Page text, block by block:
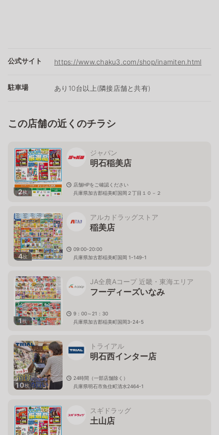
公式サイト https://www.chaku3.com/shop/inamiten.html
駐車場 あり10台以上(隣接店舗と共有)
この店舗の近くのチラシ
2枚
ジャパン
明石稲美店
店舗HPをご確認ください
兵庫県加古郡稲美町国岡２丁目１０－２
4枚
アルカドラッグストア
稲美店
09:00-20:00
兵庫県加古郡稲美町国岡 1-149-1
1枚
JA全農Aコープ 近畿・東海エリア
フーディーズいなみ
9：00～21：30
兵庫県加古郡稲美町国岡3-24-5
10枚
トライアル
明石西インター店
24時間（一部店舗除く）
兵庫県明石市魚住町清水2464-1
スギドラッグ
土山店